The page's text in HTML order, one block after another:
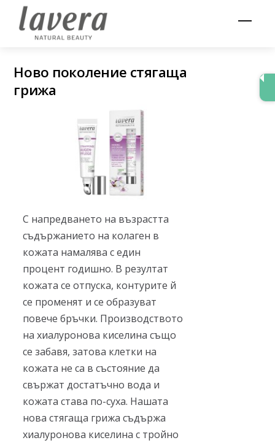
Ново поколение стягаща
грижа
С напредването на възрастта
съдържанието на колаген в
кожата намалява с един
процент годишно. В резултат
кожата се отпуска, контурите й
се променят и се образуват
повече бръчки. Производството
на хиалуронова киселина също
се забавя, затова клетки на
кожата не са в състояние да
свържат достатъчно вода и
кожата става по-суха. Нашата
нова стягаща грижа съдържа
хиалуронова киселина с тройно